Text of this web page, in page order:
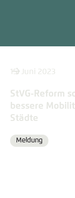
15. Juni 2023
StVG-Reform
bessere
Städte
Format
Meldung